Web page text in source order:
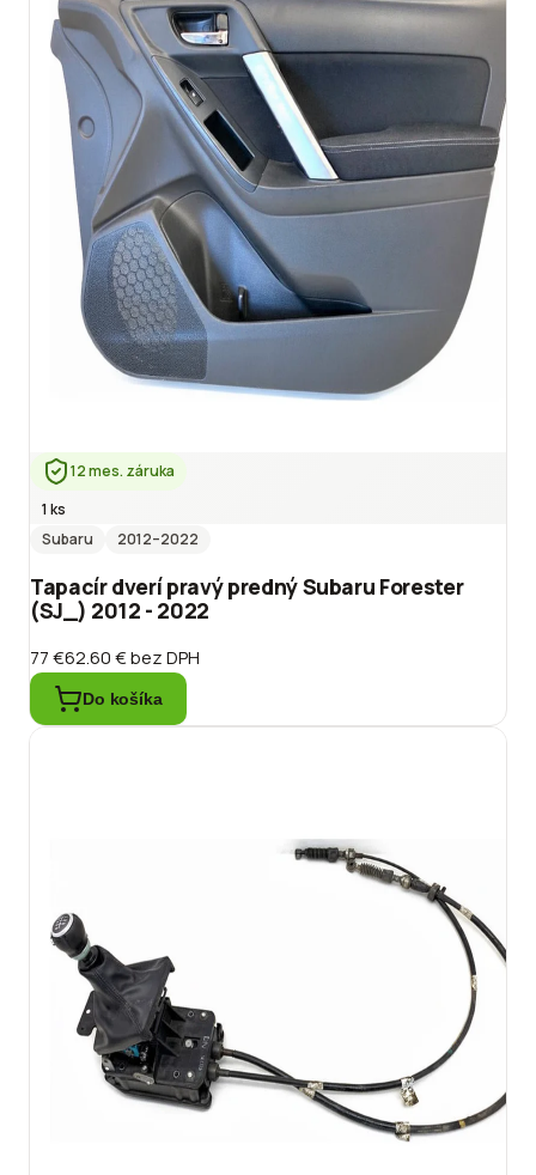
12 mes. záruka
1 ks
Subaru
2012–2022
Tapacír dverí pravý predný Subaru Forester
(SJ_) 2012 - 2022
77 €62.60 €bez DPH
Do košíka